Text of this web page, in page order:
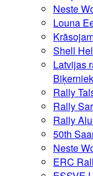
Neste
Louna
Shell
Latvijas
Rally
Rally
Rally
50th
Neste
ERC